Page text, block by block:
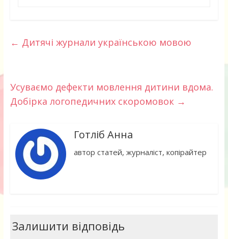
← Дитячі журнали українською мовою
Усуваємо дефекти мовлення дитини вдома.
Добірка логопедичних скоромовок →
Готліб Анна
автор статей, журналіст, копірайтер
Залишити відповідь